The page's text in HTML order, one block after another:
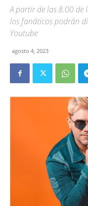
A partir de las 8.00 de
los fanáticos podrán
Youtube
agosto 4, 2023